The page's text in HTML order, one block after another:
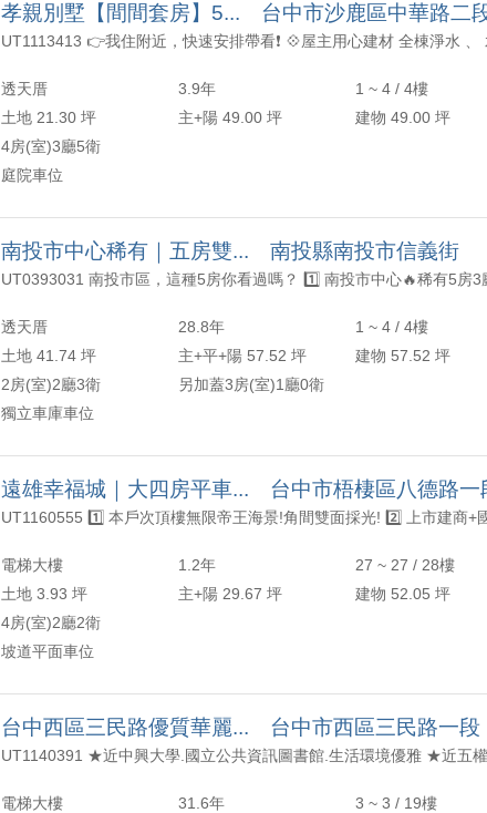
孝親別墅【間間套房】5... 台中市沙鹿區中華路二
透天厝 3.9年
1 ~ 4 / 4樓
土地 21.30 坪
主+陽 49.00 坪
建物 49.00 坪
4房(室)3廳5衛
庭院車位
南投市中心稀有｜五房雙... 南投縣南投市信義街
透天厝 28.8年
1 ~ 4 / 4樓
土地 41.74 坪
主+平+陽 57.52 坪
建物 57.52 坪
2房(室)2廳3衛
另加蓋3房(室)1廳0衛
獨立車庫車位
遠雄幸福城｜大四房平車... 台中市梧棲區八德路一
電梯大樓 1.2年
27 ~ 27 / 28樓
土地 3.93 坪
主+陽 29.67 坪
建物 52.05 坪
4房(室)2廳2衛
坡道平面車位
台中西區三民路優質華麗... 台中市西區三民路一段
電梯大樓 31.6年
3 ~ 3 / 19樓